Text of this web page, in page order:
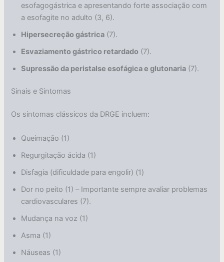
esofagogástrica e apresentando forte associação com
a esofagite no adulto (3, 6).
Hipersecreção gástrica (7).
Esvaziamento gástrico retardado (7).
Supressão da peristalse esofágica e glutonaria (7).
Sinais e Sintomas
Os sintomas clássicos da DRGE incluem:
Queimação (1)
Regurgitação ácida (1)
Disfagia (dificuldade para engolir) (1)
Dor no peito (1) – Importante sempre avaliar problemas
cardiovasculares (7).
Mudança na voz (1)
Asma (1)
Náuseas (1)